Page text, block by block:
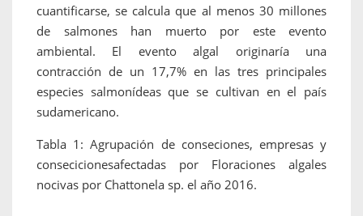
cuantificarse, se calcula que al menos 30 millones
de salmones han muerto por este evento
ambiental. El evento algal originaría una
contracción de un 17,7% en las tres principales
especies salmonídeas que se cultivan en el país
sudamericano.
Tabla 1: Agrupación de conseciones, empresas y
consecicionesafectadas por Floraciones algales
nocivas por Chattonela sp. el año 2016.